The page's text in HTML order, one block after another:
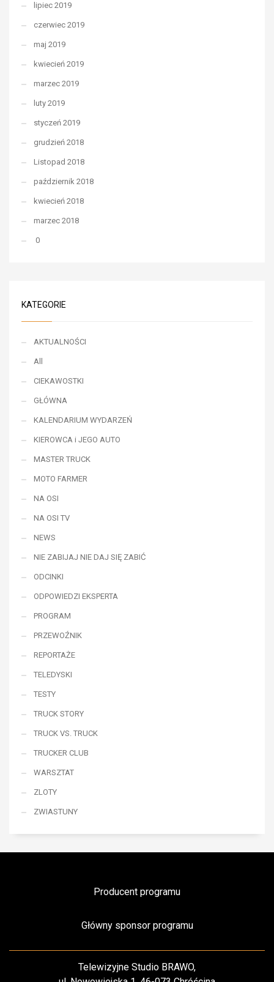
lipiec 2019
czerwiec 2019
maj 2019
kwiecień 2019
marzec 2019
luty 2019
styczeń 2019
grudzień 2018
Listopad 2018
październik 2018
kwiecień 2018
marzec 2018
0
KATEGORIE
AKTUALNOŚCI
All
CIEKAWOSTKI
GŁÓWNA
KALENDARIUM WYDARZEŃ
KIEROWCA i JEGO AUTO
MASTER TRUCK
MOTO FARMER
NA OSI
NA OSI TV
NEWS
NIE ZABIJAJ NIE DAJ SIĘ ZABIĆ
ODCINKI
ODPOWIEDZI EKSPERTA
PROGRAM
PRZEWOŹNIK
REPORTAŻE
TELEDYSKI
TESTY
TRUCK STORY
TRUCK VS. TRUCK
TRUCKER CLUB
WARSZTAT
ZLOTY
ZWIASTUNY
Producent programu
Główny sponsor programu
Telewizyjne Studio BRAWO,